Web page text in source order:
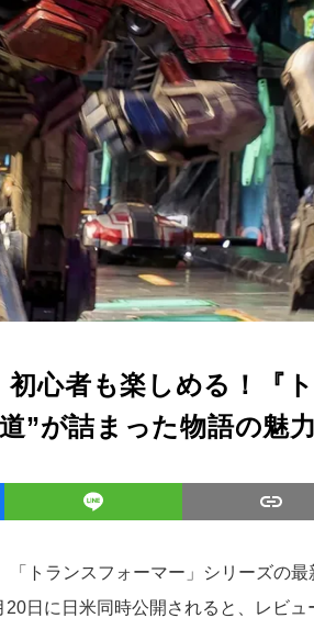
心者も楽しめる！『
”が詰まった物語の魅力
トランスフォーマー」シリーズの最
20日に日米同時公開されると、レビュ